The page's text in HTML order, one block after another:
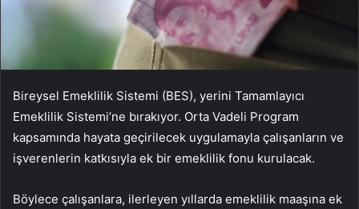
Bireysel Emeklilik Sistemi (BES), yerini Tamamlayıcı
Emeklilik Sistemi’ne bırakıyor. Orta Vadeli Program
kapsamında hayata geçirilecek uygulamayla çalışanların ve
işverenlerin katkısıyla ek bir emeklilik fonu kurulacak.
Böylece çalışanlara, ilerleyen yıllarda emeklilik maaşına ek